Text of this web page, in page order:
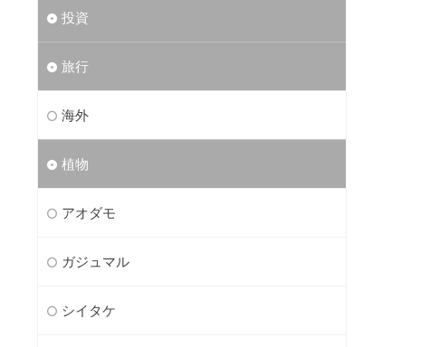
投資
旅行
海外
植物
アオダモ
ガジュマル
シイタケ